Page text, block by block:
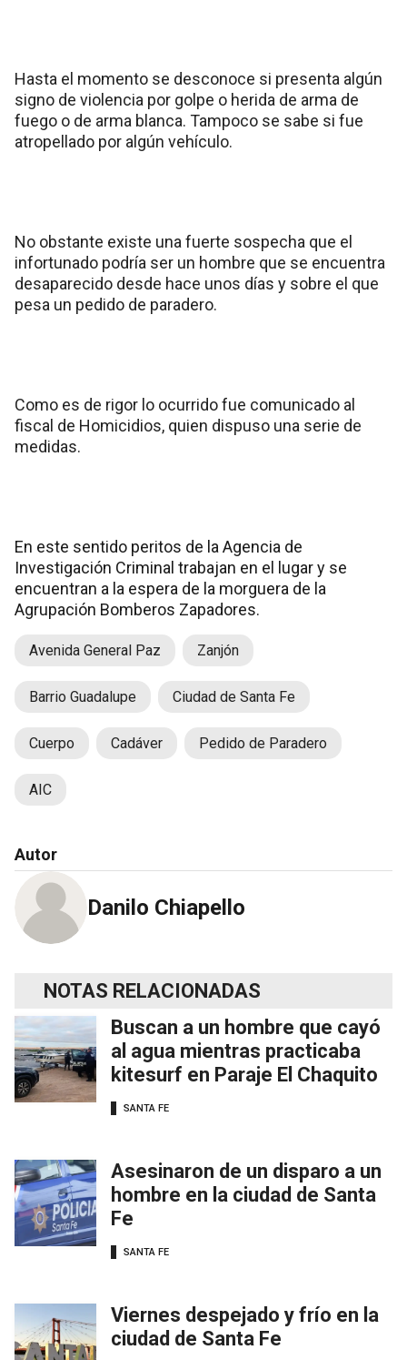
Hasta el momento se desconoce si presenta algún
signo de violencia por golpe o herida de arma de
fuego o de arma blanca. Tampoco se sabe si fue
atropellado por algún vehículo.
No obstante existe una fuerte sospecha que el
infortunado podría ser un hombre que se encuentra
desaparecido desde hace unos días y sobre el que
pesa un pedido de paradero.
Como es de rigor lo ocurrido fue comunicado al
fiscal de Homicidios, quien dispuso una serie de
medidas.
En este sentido peritos de la Agencia de
Investigación Criminal trabajan en el lugar y se
encuentran a la espera de la morguera de la
Agrupación Bomberos Zapadores.
Avenida General Paz Zanjón
Barrio Guadalupe Ciudad de Santa Fe
Cuerpo Cadáver Pedido de Paradero
AIC
Autor
Danilo Chiapello
NOTAS RELACIONADAS
Buscan a un hombre que cayó
al agua mientras practicaba
kitesurf en Paraje El Chaquito
SANTA FE
Asesinaron de un disparo a un
hombre en la ciudad de Santa
Fe
SANTA FE
Viernes despejado y frío en la
ciudad de Santa Fe